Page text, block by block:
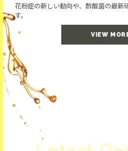
花粉症の新しい動向や、酢酸菌の最新
す。
VIEW